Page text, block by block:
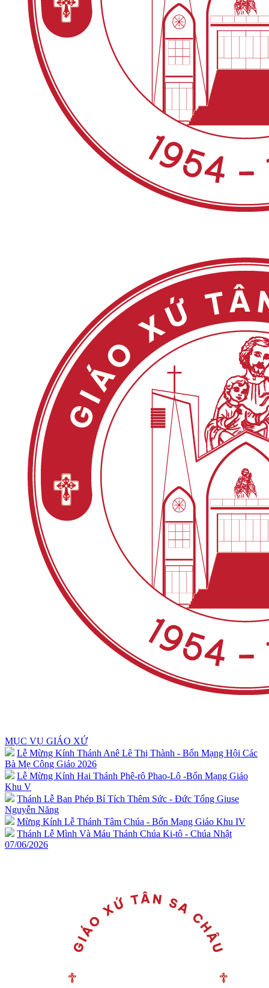
MỤC VỤ GIÁO XỨ
Lễ Mừng Kính Thánh Anê Lê Thị Thành - Bổn Mạng Hội Các
Bà Mẹ Công Giáo 2026
Lễ Mừng Kính Hai Thánh Phê-rô Phao-Lô -Bổn Mạng Giáo
Khu V
Thánh Lễ Ban Phép Bí Tích Thêm Sức - Đức Tổng Giuse
Nguyễn Năng
Mừng Kính Lễ Thánh Tâm Chúa - Bổn Mạng Giáo Khu IV
Thánh Lễ Mình Và Máu Thánh Chúa Ki-tô - Chúa Nhật
07/06/2026